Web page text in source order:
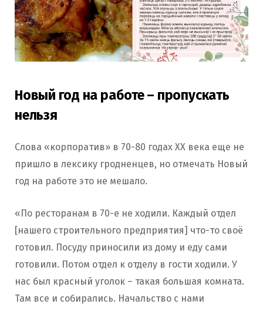
Новый год на работе – пропускать
нельзя
Слова «корпоратив» в 70-80 годах ХХ века еще не
пришло в лексику гродненцев, но отмечать Новый
год на работе это не мешало.
«По ресторанам в 70-е не ходили. Каждый отдел
[нашего строительного предприятия] что-то своё
готовил. Посуду приносили из дому и еду сами
готовили. Потом отдел к отделу в гости ходили. У
нас был красный уголок – такая большая комната.
Там все и собирались. Начальство с нами